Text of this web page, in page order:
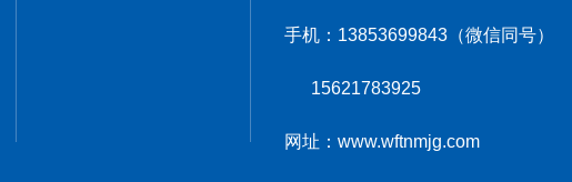
手机：13853699843（微信同号）
15621783925
网址：www.wftnmjg.com